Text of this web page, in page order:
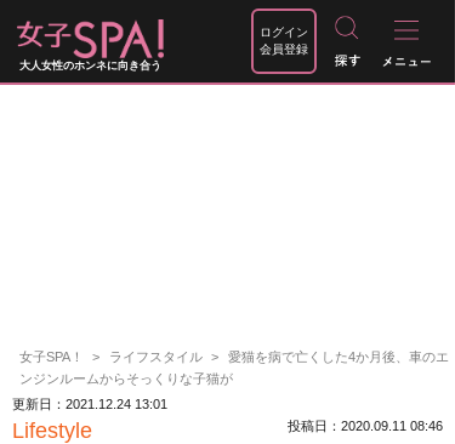
大人女性のホンネに向き合う
ログイン
会員登録
女子SPA！ ライフスタイル
愛猫を病で亡くした4か月後、車のエ
ンジンルームからそっくりな子猫が
更新日：2021.12.24 13:01
Lifestyle 投稿日：2020.09.11 08:46